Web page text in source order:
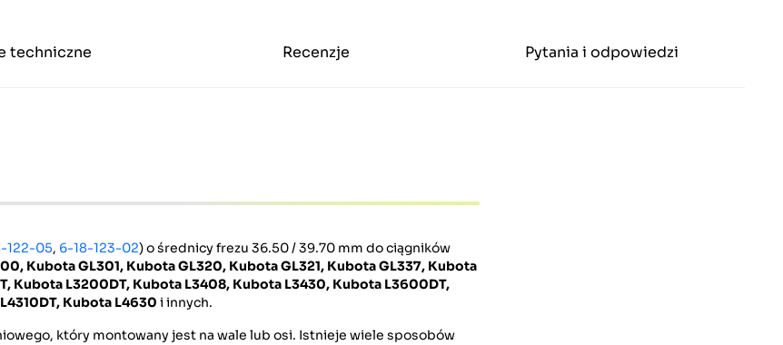
techniczne Recenzje Pytania i odpowiedzi
122-05, 6-18-123-02) o średnicy frezu 36.50 / 39.70 mm do ciągników
Kubota GL301, Kubota GL320, Kubota GL321, Kubota GL337, Kubota
Kubota L3200DT, Kubota L3408, Kubota L3430, Kubota L3600DT,
Kubota L4630 i innych.
który montowany jest na wale lub osi. Istnieje wiele sposobów